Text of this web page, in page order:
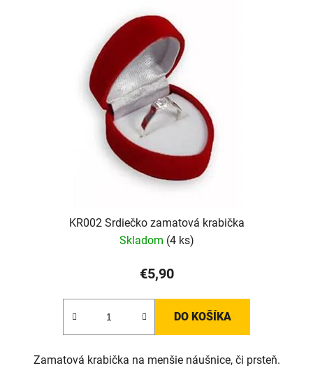
KR002 Srdiečko zamatová krabička
Skladom (4 ks)
€5,90
DO KOŠÍKA
Zamatová krabička na menšie náušnice, či prsteň.